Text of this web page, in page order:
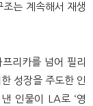
는 계속해서 재생
리카를 넘어 필리
성장을 주도한 인
인물이 LA로 ‘영